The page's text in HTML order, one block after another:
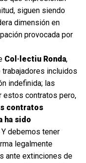
siguen siendo
dimensión en
provocada por
Col·lectiu Ronda,
trabajadores incluidos
indefinida; las
estos contratos pero,
contratos
ha sido
Y debemos tener
legalmente
ante extinciones de